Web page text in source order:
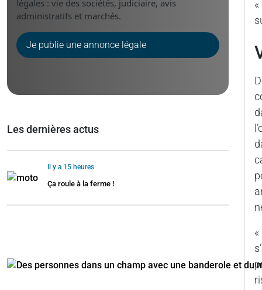
légales : vie des sociétés, judiciaire, avis
administratifs et marchés.
Je publie une annonce légale
Les dernières actus
Il y a 15 heures
Ça roule à la ferme !